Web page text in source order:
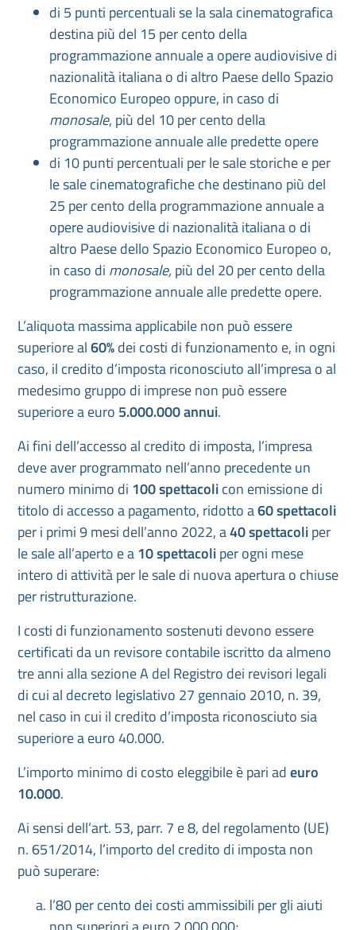
di 5 punti percentuali se la sala cinematografica
destina più del 15 per cento della
programmazione annuale a opere audiovisive di
nazionalità italiana o di altro Paese dello Spazio
Economico Europeo oppure, in caso di
monosale, più del 10 per cento della
programmazione annuale alle predette opere
di 10 punti percentuali per le sale storiche e per
le sale cinematografiche che destinano più del
25 per cento della programmazione annuale a
opere audiovisive di nazionalità italiana o di
altro Paese dello Spazio Economico Europeo o,
in caso di monosale,più del 20 per cento della
programmazione annuale alle predette opere.
L’aliquota massima applicabile non può essere
superiore al60%dei costi di funzionamento e, in ogni
caso, il credito d’imposta riconosciuto all’impresa o al
medesimo gruppo di imprese non può essere
superiore a euro 5.000.000 annui.
Ai fini dell’accesso al credito di imposta, l’impresa
deve aver programmato nell’anno precedente un
numero minimo di 100 spettacolicon emissione di
titolo di accesso a pagamento, ridotto a60 spettacoli
per i primi 9 mesi dell’anno 2022, a40 spettacoliper
le sale all’aperto e a10 spettacoliper ogni mese
intero di attività per le sale di nuova apertura o chiuse
per ristrutturazione.
I costi di funzionamento sostenuti devono essere
certificati da un revisore contabile iscritto da almeno
tre anni alla sezione A del Registro dei revisori legali
di cui al decreto legislativo 27 gennaio 2010, n. 39,
nel caso in cui il credito d’imposta riconosciuto sia
superiore a euro 40.000.
L’importo minimo di costo eleggibile è pari adeuro
10.000.
Ai sensi dell’art. 53, parr. 7 e 8, del regolamento (UE)
n. 651/2014, l’importo del credito di imposta non
può superare:
l’80 per cento dei costi ammissibili per gli aiuti